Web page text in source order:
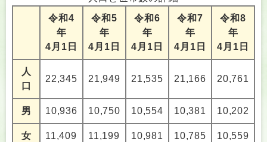
令和4
年
4月1日
令和5
年
4月1日
令和6
年
4月1日
令和7
年
4月1日
令和8
年
4月1日
人
口
22,345 21,949 21,535 21,166 20,761
男 10,936 10,750 10,554 10,381 10,202
女 11,409 11,199 10,981 10,785 10,559